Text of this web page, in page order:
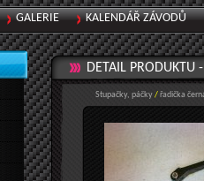
DETAIL PRODUKTU
Stupačky, páčky/řadička
GALERIE KALENDÁŘ ZÁVODŮ